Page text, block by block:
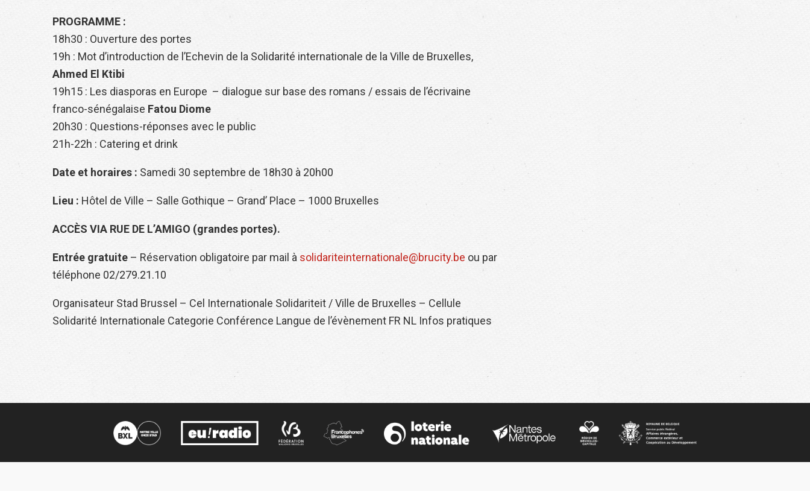
PROGRAMME :
18h30 : Ouverture des portes
19h : Mot d’introduction de l’Echevin de la Solidarité internationale de la Ville de Bruxelles,
Ahmed El Ktibi
19h15 : Les diasporas en Europe – dialogue sur base des romans / essais de l’écrivaine
franco-sénégalaise Fatou Diome
20h30 : Questions-réponses avec le public
21h-22h : Catering et drink
Date et horaires : Samedi 30 septembre de 18h30 à 20h00
Lieu : Hôtel de Ville – Salle Gothique – Grand’ Place – 1000 Bruxelles
ACCÈS VIA RUE DE L’AMIGO (grandes portes).
Entrée gratuite – Réservation obligatoire par mail à solidariteinternationale@brucity.be ou par
téléphone 02/279.21.10
Organisateur Stad Brussel – Cel Internationale Solidariteit / Ville de Bruxelles – Cellule
Solidarité Internationale Categorie Conférence Langue de l’évènement FR NL Infos pratiques